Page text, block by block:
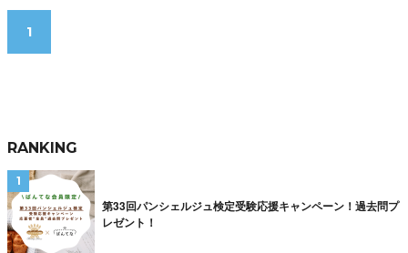
1
RANKING
第33回パンシェルジュ検定受験応援キャンペーン！過去問プ
レゼント！